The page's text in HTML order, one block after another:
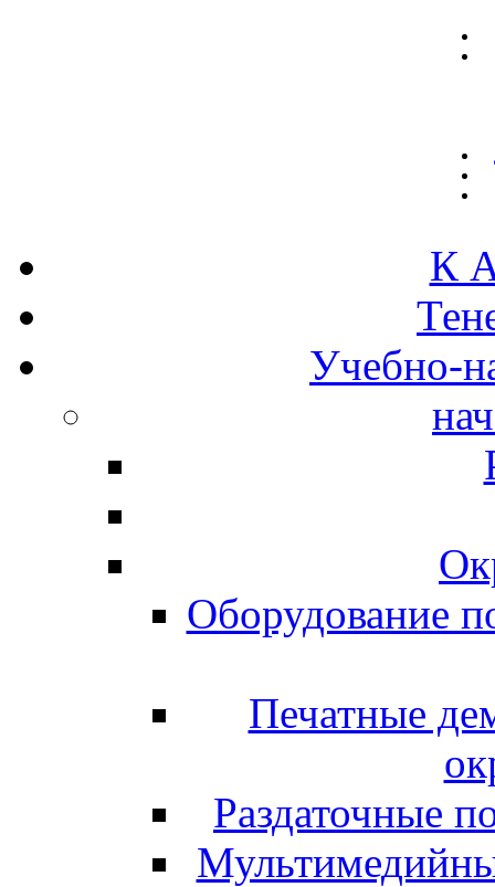
К
Учебно-
Оборудование
Печатные
Раздаточные